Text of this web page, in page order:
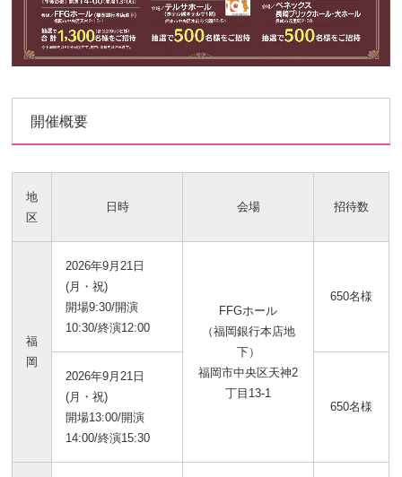
開催概要
地
区
日時 会場 招待数
福
岡
2026年9月21日
(月・祝)
開場9:30/開演
10:30/終演12:00
FFGホール
（福岡銀行本店地
下）
福岡市中央区天神2
丁目13-1
650名様
2026年9月21日
(月・祝)
開場13:00/開演
14:00/終演15:30
650名様